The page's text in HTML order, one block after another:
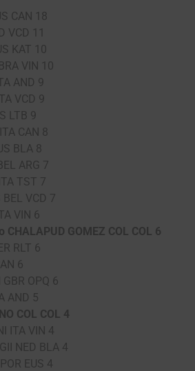
CAN 18
VCD 11
KAT 10
VIN 10
AND 9
VCD 9
LTB 9
CAN 8
BLA 8
ARG 7
TST 7
VCD 7
VIN 6
CHALAPUD GOMEZ COL COL 6
RLT 6
6
OPQ 6
AND 5
COL COL 4
ITA VIN 4
NED BLA 4
EUS 4